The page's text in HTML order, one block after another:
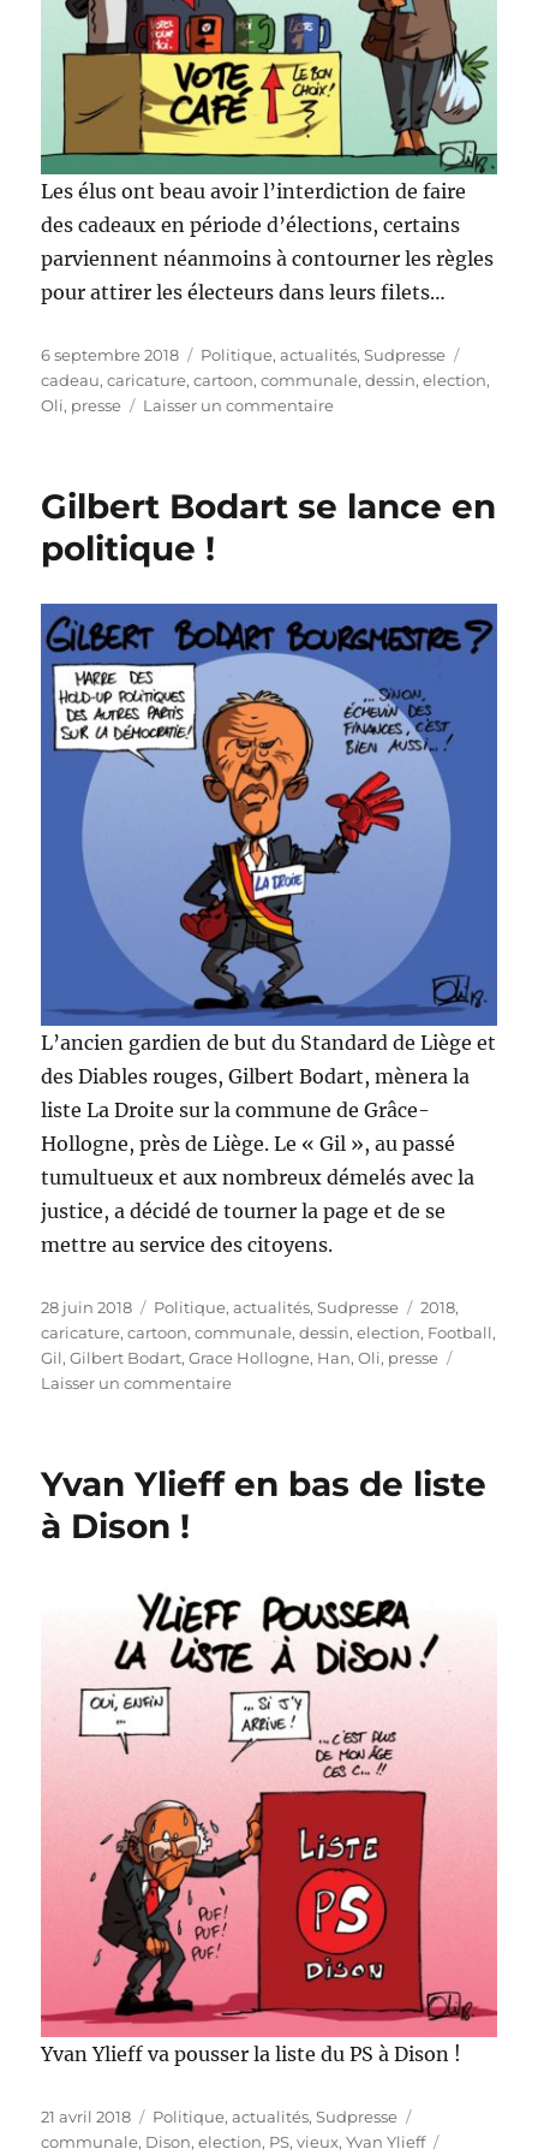
Les élus ont beau avoir l’interdiction de faire
des cadeaux en période d’élections, certains
parviennent néanmoins à contourner les règles
pour attirer les électeurs dans leurs filets…
Publié
le
6 septembre 2018 Catégories
Politique, actualités,Sudpresse
cadeau,caricature,cartoon,communale,dessin,election,
Oli, presse Laisser un commentairesur
Gilbert Bodart se lance en
politique !
L’ancien gardien de but du Standard de Liège et
des Diables rouges, Gilbert Bodart, mènera la
liste La Droite sur la commune de Grâce-
Hollogne, près de Liège. Le « Gil », au passé
tumultueux et aux nombreux démelés avec la
justice, a décidé de tourner la page et de se
mettre au service des citoyens.
Publié
le
28 juin 2018 Catégories
Politique, actualités,Sudpresse Étiquettes
2018,
caricature,cartoon,communale,dessin,election, Football,
Gil,Gilbert Bodart,Grace Hollogne, Han,Oli, presse
Laisser un commentairesur
lance
Yvan Ylieff en bas de liste
à Dison !
Yvan Ylieff va pousser la liste du PS à Dison !
Publié
le
21 avril 2018 Catégories
Politique, actualités,Sudpresse
communale, Dison,election, PS,vieux,Yvan Ylieff